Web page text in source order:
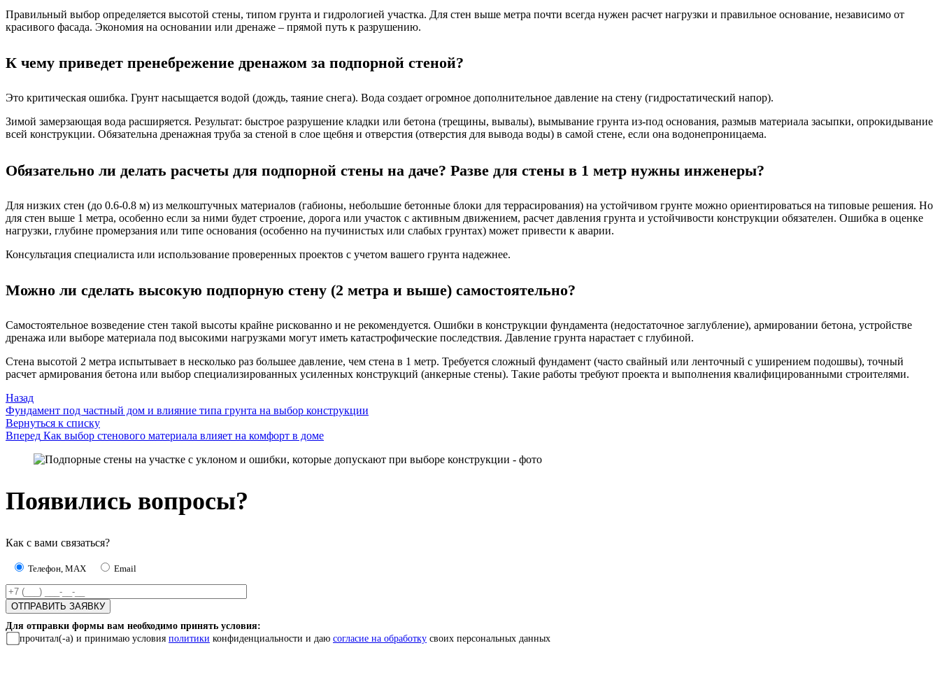
Правильный выбор определяется высотой стены, типом грунта и гидрологией участка. Для стен выше метра почти всегда нужен расчет нагрузки и правильное основание, независимо от
красивого фасада. Экономия на основании или дренаже – прямой путь к разрушению.
К чему приведет пренебрежение дренажом за подпорной стеной?
Это критическая ошибка. Грунт насыщается водой (дождь, таяние снега). Вода создает огромное дополнительное давление на стену (гидростатический напор).
Зимой замерзающая вода расширяется. Результат: быстрое разрушение кладки или бетона (трещины, вывалы), вымывание грунта из-под основания, размыв материала засыпки, опрокидывание
всей конструкции. Обязательна дренажная труба за стеной в слое щебня и отверстия (отверстия для вывода воды) в самой стене, если она водонепроницаема.
Обязательно ли делать расчеты для подпорной стены на даче? Разве для стены в 1 метр нужны инженеры?
Для низких стен (до 0.6-0.8 м) из мелкоштучных материалов (габионы, небольшие бетонные блоки для террасирования) на устойчивом грунте можно ориентироваться на типовые решения. Но
для стен выше 1 метра, особенно если за ними будет строение, дорога или участок с активным движением, расчет давления грунта и устойчивости конструкции обязателен. Ошибка в оценке
нагрузки, глубине промерзания или типе основания (особенно на пучинистых или слабых грунтах) может привести к аварии.
Консультация специалиста или использование проверенных проектов с учетом вашего грунта надежнее.
Можно ли сделать высокую подпорную стену (2 метра и выше) самостоятельно?
Самостоятельное возведение стен такой высоты крайне рискованно и не рекомендуется. Ошибки в конструкции фундамента (недостаточное заглубление), армировании бетона, устройстве
дренажа или выборе материала под высокими нагрузками могут иметь катастрофические последствия. Давление грунта нарастает с глубиной.
Стена высотой 2 метра испытывает в несколько раз большее давление, чем стена в 1 метр. Требуется сложный фундамент (часто свайный или ленточный с уширением подошвы), точный
расчет армирования бетона или выбор специализированных усиленных конструкций (анкерные стены). Такие работы требуют проекта и выполнения квалифицированными строителями.
Назад
Фундамент под частный дом и влияние типа грунта на выбор конструкции
Вернуться к списку
Вперед Как выбор стенового материала влияет на комфорт в доме
Появились вопросы?
Как с вами связаться?
Телефон, MAX Email
Для отправки формы вам необходимо принять условия:
прочитал(-а) и принимаю условия политики конфиденциальности и даю согласие на обработку своих персональных данных